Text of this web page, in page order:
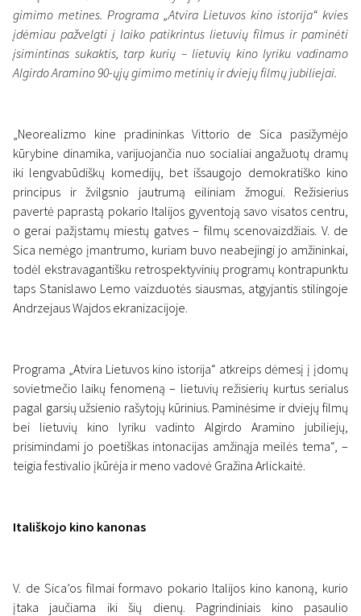
įvairialypė lietuvių kino
istorija
27 spalio 2021
gimimo metines. Programa „Atvira Lietuvos kino istorija“ kvies
įdėmiau pažvelgti į laiko patikrintus lietuvių filmus ir paminėti
įsimintinas sukaktis, tarp kurių – lietuvių kino lyriku vadinamo
Algirdo Aramino 90-ųjų gimimo metinių ir dviejų filmų jubiliejai.
„Neorealizmo kine pradininkas Vittorio de Sica pasižymėjo
kūrybine dinamika, varijuojančia nuo socialiai angažuotų dramų
iki lengvabūdiškų komedijų, bet išsaugojo demokratiško kino
principus ir žvilgsnio jautrumą eiliniam žmogui. Režisierius
pavertė paprastą pokario Italijos gyventoją savo visatos centru,
o gerai pažįstamų miestų gatves – filmų scenovaizdžiais. V. de
Sica nemėgo įmantrumo, kuriam buvo neabejingi jo amžininkai,
todėl ekstravagantišku retrospektyvinių programų kontrapunktu
taps Stanislawo Lemo vaizduotės siausmas, atgyjantis stilingoje
Andrzejaus Wajdos ekranizacijoje.
Programa „Atvira Lietuvos kino istorija“ atkreips dėmesį į įdomų
sovietmečio laikų fenomeną – lietuvių režisierių kurtus serialus
pagal garsių užsienio rašytojų kūrinius. Paminėsime ir dviejų filmų
bei lietuvių kino lyriku vadinto Algirdo Aramino jubiliejų,
prisimindami jo poetiškas intonacijas amžinąja meilės tema“, –
teigia festivalio įkūrėja ir meno vadovė Gražina Arlickaitė.
Itališkojo kino kanonas
V. de Sica’os filmai formavo pokario Italijos kino kanoną, kurio
įtaka jaučiama iki šių dienų. Pagrindiniais kino pasaulio